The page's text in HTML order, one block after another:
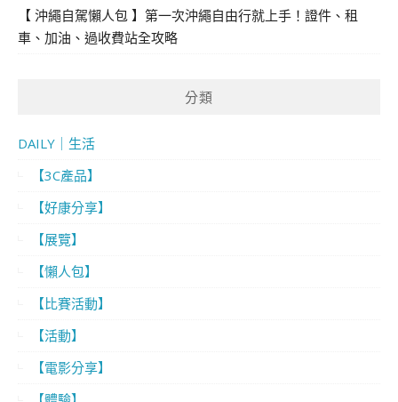
【 沖繩自駕懶人包 】第一次沖繩自由行就上手！證件、租
車、加油、過收費站全攻略
分類
DAILY｜生活
【3C產品】
【好康分享】
【展覽】
【懶人包】
【比賽活動】
【活動】
【電影分享】